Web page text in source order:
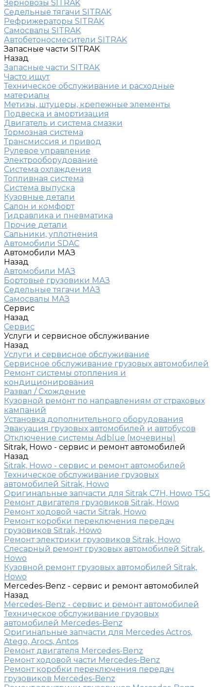
Зерновозы SITRAK
Седельные тягачи SITRAK
Рефрижераторы SITRAK
Самосвалы SITRAK
Автобетоносмесители SITRAK
Запасные части SITRAK
Назад
Запасные части SITRAK
Часто ищут
Техническое обслуживание и расходные
материалы
Метизы, штуцеры, крепежные элементы
Подвеска и амортизация
Двигатель и система смазки
Тормозная система
Трансмиссия и привод
Рулевое управление
Электрооборудование
Система охлаждения
Топливная система
Система выпуска
Кузовные детали
Салон и комфорт
Гидравлика и пневматика
Прочие детали
Сальники, уплотнения
Автомобили SDAC
Автомобили МАЗ
Назад
Автомобили МАЗ
Бортовые грузовики МАЗ
Седельные тягачи МАЗ
Самосвалы МАЗ
Сервис
Назад
Сервис
Услуги и сервисное обслуживание
Назад
Услуги и сервисное обслуживание
Сервисное обслуживание грузовых автомобилей
Ремонт системы отопления и
кондиционирования
Развал / Схождение
Кузовной ремонт по направлениям от страховых
кампаний
Установка дополнительного оборудования
Эвакуация грузовых автомобилей и автобусов
Отключение системы Adblue (мочевины)
Sitrak, Howo - сервис и ремонт автомобилей
Назад
Sitrak, Howo - сервис и ремонт автомобилей
Техническое обслуживание грузовых
автомобилей Sitrak, Howo
Оригинальные запчасти для Sitrak C7H, Howo T5G
Ремонт двигателя грузовиков Sitrak, Howo
Ремонт ходовой части Sitrak, Howo
Ремонт коробки переключения передач
грузовиков Sitrak, Howo
Ремонт электрики грузовиков Sitrak, Howo
Слесарный ремонт грузовых автомобилей Sitrak,
Howo
Кузовной ремонт грузовых автомобилей Sitrak,
Howo
Mercedes-Benz - сервис и ремонт автомобилей
Назад
Mercedes-Benz - сервис и ремонт автомобилей
Техническое обслуживание грузовых
автомобилей Mercedes-Benz
Оригинальные запчасти для Mercedes Actros,
Atego, Arocs, Antos
Ремонт двигателя Mercedes-Benz
Ремонт ходовой части Mercedes-Benz
Ремонт коробки переключения передач
грузовиков Mercedes-Benz